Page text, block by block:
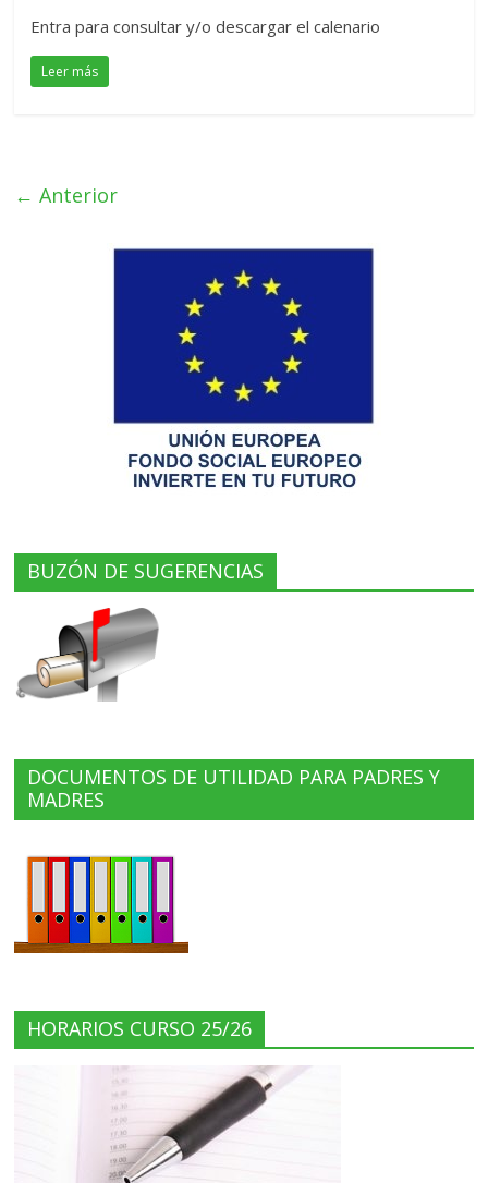
Entra para consultar y/o descargar el calenario
Leer más
← Anterior
BUZÓN DE SUGERENCIAS
DOCUMENTOS DE UTILIDAD PARA PADRES Y
MADRES
HORARIOS CURSO 25/26